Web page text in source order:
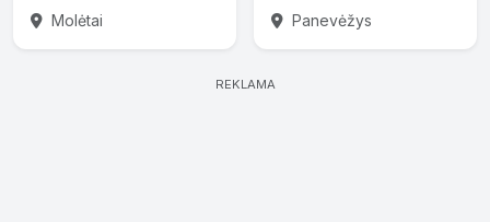
Molėtai Panevėžys
REKLAMA